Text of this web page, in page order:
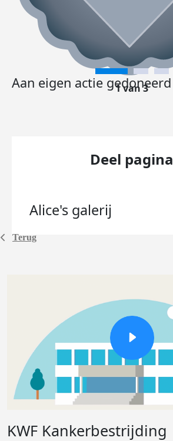
Terug
Aan eigen actie gedoneerd
1 van 3
Deel pagina
Alice's galerij
KWF Kankerbestrijding